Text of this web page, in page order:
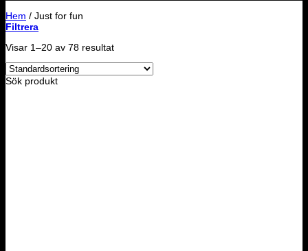
Hem / Just for fun
Filtrera
Visar 1–20 av 78 resultat
Sök produkt